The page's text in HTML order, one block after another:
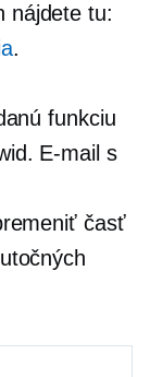
nájdete tu:
.
funkciu
E-mail s
časť